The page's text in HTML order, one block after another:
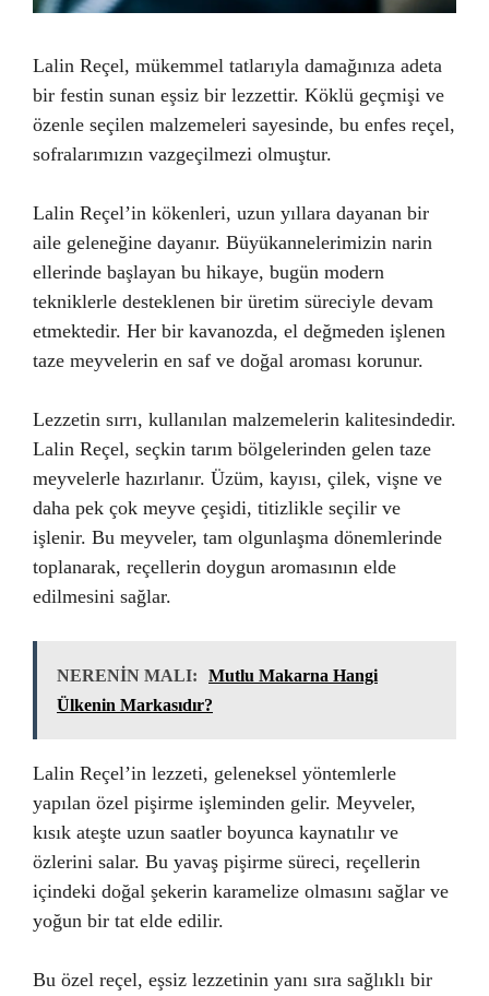
Lalin Reçel, mükemmel tatlarıyla damağınıza adeta
bir festin sunan eşsiz bir lezzettir. Köklü geçmişi ve
özenle seçilen malzemeleri sayesinde, bu enfes reçel,
sofralarımızın vazgeçilmezi olmuştur.
Lalin Reçel’in kökenleri, uzun yıllara dayanan bir
aile geleneğine dayanır. Büyükannelerimizin narin
ellerinde başlayan bu hikaye, bugün modern
tekniklerle desteklenen bir üretim süreciyle devam
etmektedir. Her bir kavanozda, el değmeden işlenen
taze meyvelerin en saf ve doğal aroması korunur.
Lezzetin sırrı, kullanılan malzemelerin kalitesindedir.
Lalin Reçel, seçkin tarım bölgelerinden gelen taze
meyvelerle hazırlanır. Üzüm, kayısı, çilek, vişne ve
daha pek çok meyve çeşidi, titizlikle seçilir ve
işlenir. Bu meyveler, tam olgunlaşma dönemlerinde
toplanarak, reçellerin doygun aromasının elde
edilmesini sağlar.
NERENİN MALI:
Mutlu Makarna Hangi
Ülkenin Markasıdır?
Lalin Reçel’in lezzeti, geleneksel yöntemlerle
yapılan özel pişirme işleminden gelir. Meyveler,
kısık ateşte uzun saatler boyunca kaynatılır ve
özlerini salar. Bu yavaş pişirme süreci, reçellerin
içindeki doğal şekerin karamelize olmasını sağlar ve
yoğun bir tat elde edilir.
Bu özel reçel, eşsiz lezzetinin yanı sıra sağlıklı bir